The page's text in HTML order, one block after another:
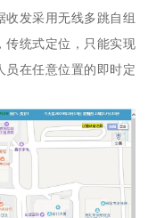
收发采用无线多跳自组
传统式定位，只能实现
员在任意位置的即时定